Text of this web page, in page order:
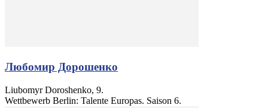
Любомир Дорошенко
Liubomyr Doroshenko, 9.
Wettbewerb Berlin: Talente Europas. Saison 6.